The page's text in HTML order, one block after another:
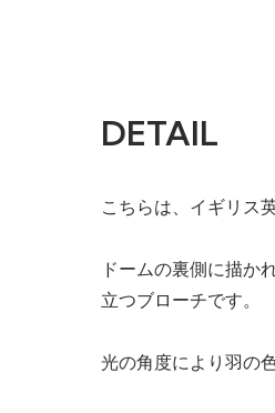
DETAIL
こちらは、イギリス
ドームの裏側に描か
立つブローチです。
光の角度により羽の